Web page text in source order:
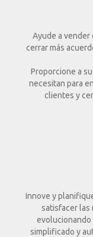
Ayude a vender
cerrar más
Proporcione a
necesitan para
clientes y
Innove y
satisfacer las
simplificado y